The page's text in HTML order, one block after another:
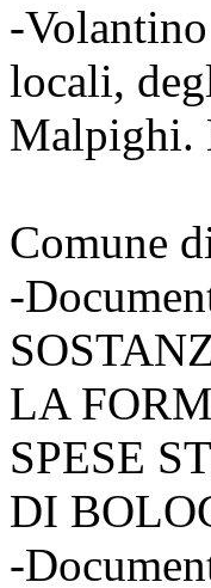
-
locali,
Malpighi.
Comune
-
LA
SPESE
DI
-